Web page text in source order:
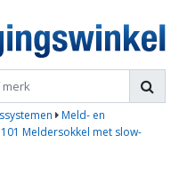
Meld- en
Meldersokkel met slow-